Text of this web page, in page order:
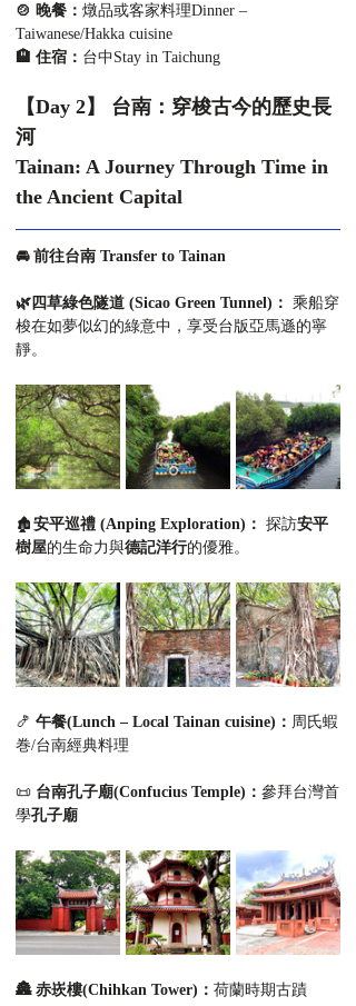
🍲 晚餐： 燉品或客家料理Dinner –
Taiwanese/Hakka cuisine
🏨 住宿： 台中Stay in Taichung
【Day 2】 台南：穿梭古今的歷史長
河
Tainan: A Journey Through Time in
the Ancient Capital
🚘 前往台南 Transfer to Tainan
🌿四草綠色隧道 (Sicao Green Tunnel)： 乘船穿
梭在如夢似幻的綠意中，享受台版亞馬遜的寧
靜。
🏚️ 安平巡禮 (Anping Exploration)： 探訪安平
樹屋的生命力與德記洋行的優雅。
🍤 午餐(Lunch – Local Tainan cuisine)： 周氏蝦
巻/台南經典料理
📜 台南孔子廟(Confucius Temple)： 參拜台灣首
學孔子廟
🏯 赤崁樓(Chihkan Tower)： 荷蘭時期古蹟